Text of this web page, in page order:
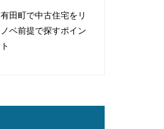
有田町で中古住宅をリ
ノベ前提で探すポイン
ト